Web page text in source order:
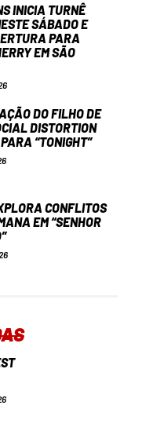
INICIA TURNÊ
SÁBADO E
PARA
EM SÃO
DO FILHO DE
DISTORTION
“TONIGHT”
CONFLITOS
EM “SENHOR